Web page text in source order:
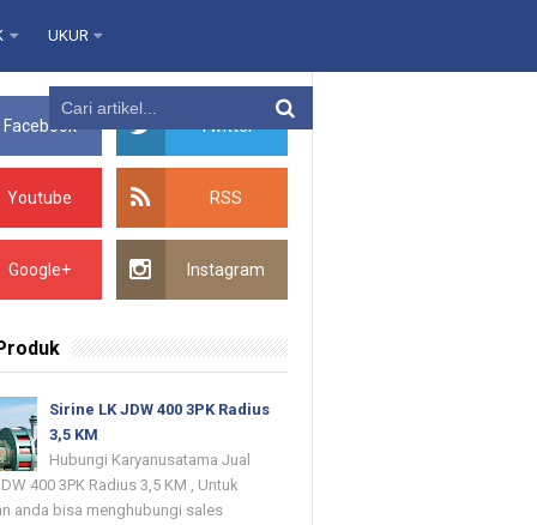
UKUR
Facebook Twitter
Youtube RSS
Google+ Instagram
Sirine LK JDW 400 3PK Radius
3,5 KM
Hubungi Karyanusatama Jual
400 3PK Radius 3,5 KM , Untuk
anda bisa menghubungi sales